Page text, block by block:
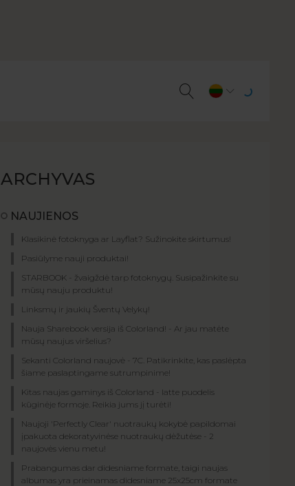
ARCHYVAS
NAUJIENOS
Klasikinė fotoknyga ar Layflat? Sužinokite skirtumus!
Pasiūlyme nauji produktai!
STARBOOK - žvaigždė tarp fotoknygų. Susipažinkite su
mūsų nauju produktu!
Linksmų ir jaukių Šventų Velykų!
Nauja Sharebook versija iš Colorland! - Ar jau matėte
mūsų naujus viršelius?
Sekanti Colorland naujovė - 7C. Patikrinkite, kas paslėpta
šiame paslaptingame sutrumpinime!
Kitas naujas gaminys iš Colorland - latte puodelis
kūginėje formoje. Reikia jums jį turėti!
Naujoji 'Perfectly Clear' nuotraukų kokybė papildomai
įpakuota dekoratyvinėse nuotraukų dėžutėse - 2
naujovės vienu metu!
Prabangumas dar didesniame formate, taigi naujas
albumas yra prieinamas didesniame 25x25cm formate